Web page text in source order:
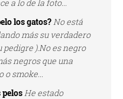
a lo de la foto...
los gatos?No está
más su verdadero
).No es negro
negros que una
o smoke...
pelosHe estado